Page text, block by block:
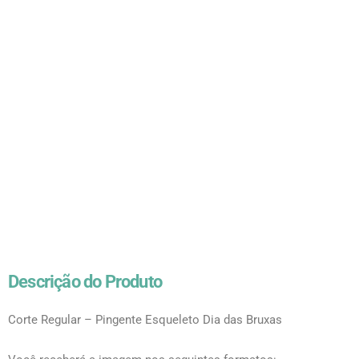
Descrição do Produto
Corte Regular – Pingente Esqueleto Dia das Bruxas